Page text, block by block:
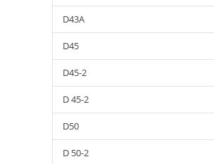
D43A
D45
D45-2
D 45-2
D50
D 50-2